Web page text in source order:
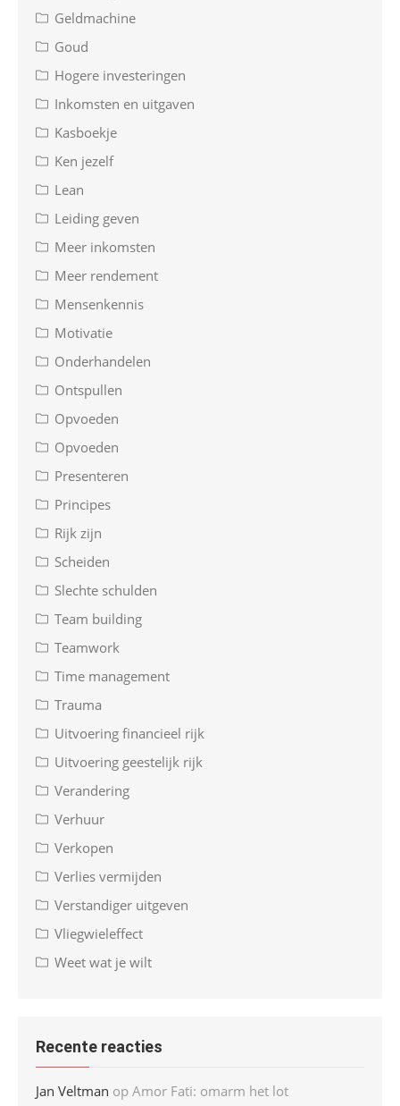
Geldmachine
Goud
Hogere investeringen
Inkomsten en uitgaven
Kasboekje
Ken jezelf
Lean
Leiding geven
Meer inkomsten
Meer rendement
Mensenkennis
Motivatie
Onderhandelen
Ontspullen
Opvoeden
Opvoeden
Presenteren
Principes
Rijk zijn
Scheiden
Slechte schulden
Team building
Teamwork
Time management
Trauma
Uitvoering financieel rijk
Uitvoering geestelijk rijk
Verandering
Verhuur
Verkopen
Verlies vermijden
Verstandiger uitgeven
Vliegwieleffect
Weet wat je wilt
Recente reacties
Jan Veltman op Amor Fati: omarm het lot